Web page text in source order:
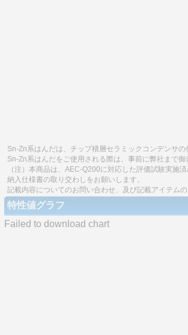
Sn-Zn系はんだは、チップ積層セラミックコンデンサの
Sn-Zn系はんだをご使用される際は、事前に弊社まで御
（注）本商品は、AEC-Q200に対応した評価試験実施
納入仕様書の取り交わしをお願いします。
記載内容についてのお問い合わせ、及び記載アイテム
特性値グラフ
Failed to download chart